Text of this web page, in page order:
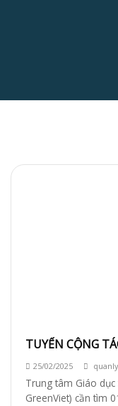
TUYỂN CỘNG
25/02/2025 quanly
Trung tâm Giáo
GreenViet) cần tìm